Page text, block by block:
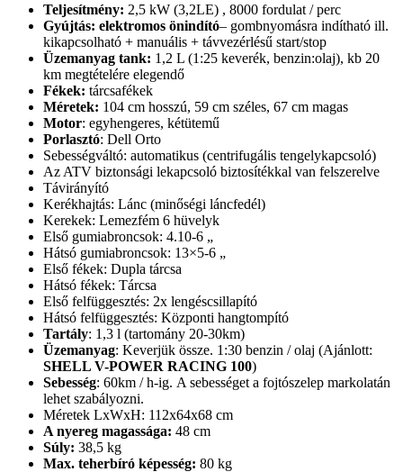
Teljesítmény: 2,5 kW (3,2LE) , 8000 fordulat / perc
Gyújtás: elektromos önindító– gombnyomásra indítható ill.
kikapcsolható + manuális + távvezérlésű start/stop
Üzemanyag tank: 1,2 L (1:25 keverék, benzin:olaj), kb 20
km megtételére elegendő
Fékek: tárcsafékek
Méretek: 104 cm hosszú, 59 cm széles, 67 cm magas
Motor: egyhengeres, kétütemű
Porlasztó: Dell Orto
Sebességváltó: automatikus (centrifugális tengelykapcsoló)
Az ATV biztonsági lekapcsoló biztosítékkal van felszerelve
Távirányító
Kerékhajtás: Lánc (minőségi láncfedél)
Kerekek: Lemezfém 6 hüvelyk
Első gumiabroncsok: 4.10-6 „
Hátsó gumiabroncsok: 13×5-6 „
Első fékek: Dupla tárcsa
Hátsó fékek: Tárcsa
Első felfüggesztés: 2x lengéscsillapító
Hátsó felfüggesztés: Központi hangtompító
Tartály: 1,3 l (tartomány 20-30km)
Üzemanyag: Keverjük össze. 1:30 benzin / olaj (Ajánlott:
SHELL V-POWER RACING 100)
Sebesség: 60km / h-ig. A sebességet a fojtószelep markolatán
lehet szabályozni.
Méretek LxWxH: 112x64x68 cm
A nyereg magassága: 48 cm
Súly: 38,5 kg
Max. teherbíró képesség: 80 kg